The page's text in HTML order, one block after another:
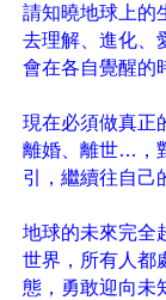
請知曉地球上的
去理解、進化、
會在各自覺醒的
現在必須做真正
離婚、離世…，
引，繼續往自己
地球的未來完全
世界，所有人都
態，勇敢迎向未